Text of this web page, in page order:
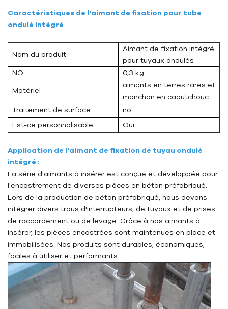
Caractéristiques de l'aimant de fixation pour tube
ondulé intégré
Nom du produit
Aimant de fixation intégré
pour tuyaux ondulés
NO
0,3 kg
Matériel
aimants en terres rares et
manchon en caoutchouc
Traitement de surface
no
Est-ce personnalisable
Oui
Application de l'aimant de fixation de tuyau ondulé
intégré :
La série d'aimants à insérer est conçue et développée pour
l'encastrement de diverses pièces en béton préfabriqué.
Lors de la production de béton préfabriqué, nous devons
intégrer divers trous d'interrupteurs, de tuyaux et de prises
de raccordement ou de levage. Grâce à nos aimants à
insérer, les pièces encastrées sont maintenues en place et
immobilisées. Nos produits sont durables, économiques,
faciles à utiliser et performants.